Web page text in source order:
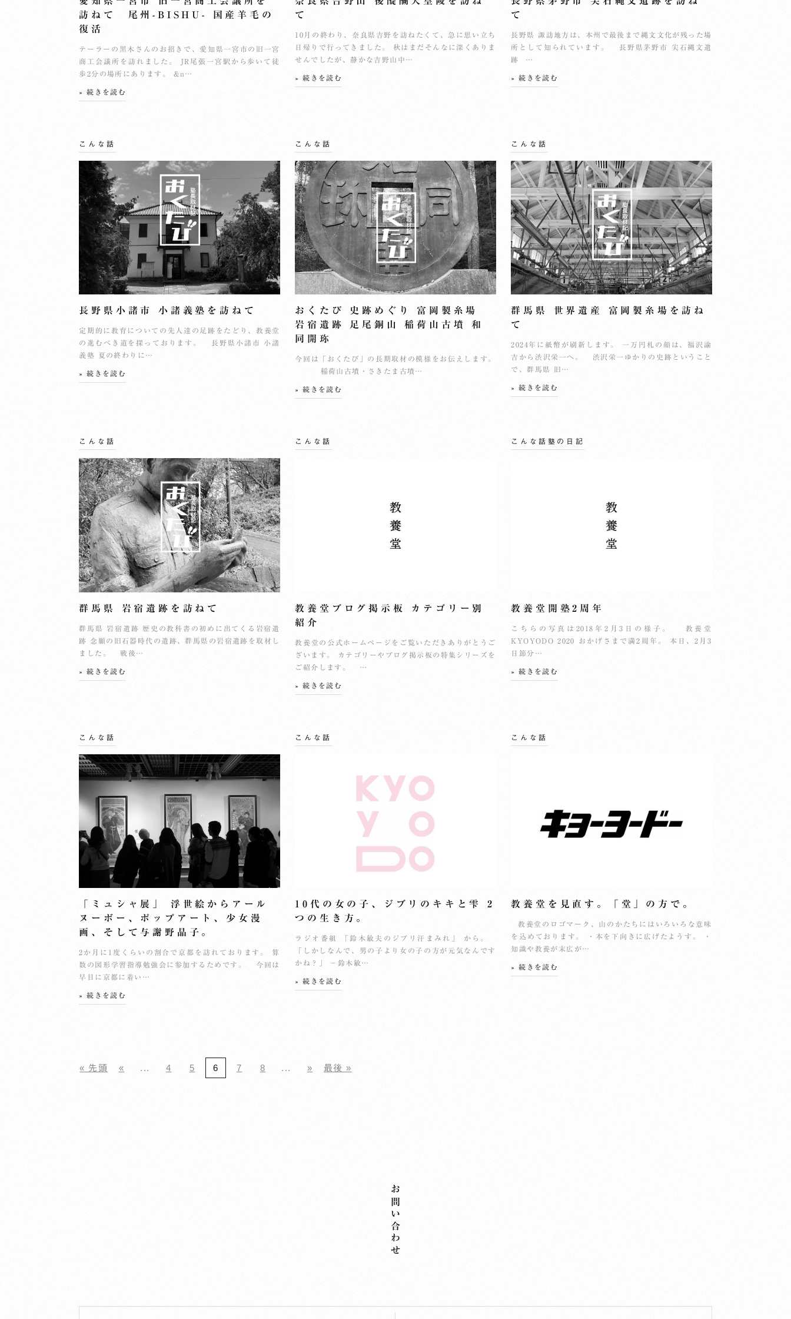
訪ねて 尾州-BISHU- 国産羊毛の
復活
テーラーの黒木さんのお招きで、愛知県一宮市の旧一宮
商工会議所を訪れました。 JR尾張一宮駅から歩いて徒
歩2分の場所にあります。 &n…
» 続きを読む
て
10月の終わり、奈良県吉野を訪ねたくて、急に思い立ち
日帰りで行ってきました。 秋はまだそんなに深くありま
せんでしたが、静かな吉野山中…
» 続きを読む
て
長野県 諏訪地方は、本州で最後まで縄文文化が残った場
所として知られています。 長野県茅野市 尖石縄文遺
跡 …
» 続きを読む
こんな話
長野県小諸市 小諸義塾を訪ねて
定期的に教育についての先人達の足跡をたどり、教養堂
の進むべき道を探っております。 長野県小諸市 小諸
義塾 夏の終わりに…
» 続きを読む
こんな話
おくたび 史跡めぐり 富岡製糸場
岩宿遺跡 足尾銅山 稲荷山古墳 和
同開珎
今回は「おくたび」の長期取材の模様をお伝えします。
稲荷山古墳・さきたま古墳…
» 続きを読む
こんな話
群馬県 世界遺産 富岡製糸場を訪ね
て
2024年に紙幣が刷新します。 一万円札の顔は、福沢諭
吉から渋沢栄一へ。 渋沢栄一ゆかりの史跡ということ
で、群馬県 旧…
» 続きを読む
こんな話
群馬県 岩宿遺跡を訪ねて
群馬県 岩宿遺跡 歴史の教科書の初めに出てくる岩宿遺
跡 念願の旧石器時代の遺跡、群馬県の岩宿遺跡を取材し
ました。 戦後…
» 続きを読む
こんな話
教養堂ブログ掲示板 カテゴリー別
紹介
教養堂の公式ホームページをご覧いただきありがとうご
ざいます。 カテゴリーやブログ掲示板の特集シリーズを
ご紹介します。 …
» 続きを読む
こんな話塾の日記
教養堂開塾2周年
こちらの写真は2018年2月3日の様子。 教養堂
KYOYODO 2020 おかげさまで満2周年。 本日、2月3
日節分…
» 続きを読む
こんな話
「ミュシャ展」 浮世絵からアール
ヌーボー、ポップアート、少女漫
画、そして与謝野晶子。
2か月に1度くらいの割合で京都を訪れております。 算
数の図形学習指導勉強会に参加するためです。 今回は
早目に京都に着い…
» 続きを読む
こんな話
10代の女の子、ジブリのキキと雫 2
つの生き方。
ラジオ番組 「鈴木敏夫のジブリ汗まみれ」 から。
「しかしなんで、男の子より女の子の方が元気なんです
かね？」 －鈴木敏…
» 続きを読む
こんな話
教養堂を見直す。「堂」の方で。
教養堂のロゴマーク、山のかたちにはいろいろな意味
を込めております。 ・本を下向きに広げたようす。 ・
知識や教養が末広が…
» 続きを読む
« 先頭 « ... 4 5 6 7 8 ... » 最後 »
お問い合わせ